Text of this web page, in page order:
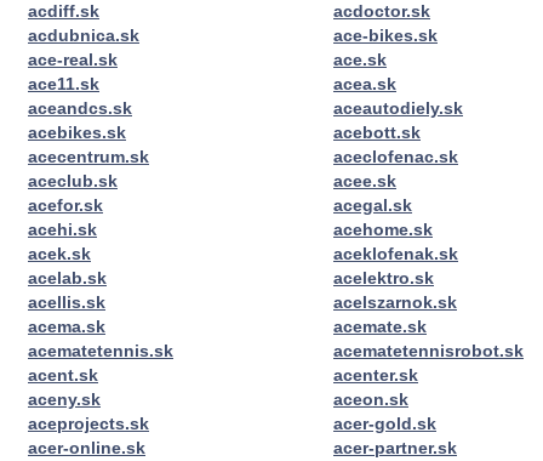
acdiff.sk
acdoctor.sk
acdubnica.sk
ace-bikes.sk
ace-real.sk
ace.sk
ace11.sk
acea.sk
aceandcs.sk
aceautodiely.sk
acebikes.sk
acebott.sk
acecentrum.sk
aceclofenac.sk
aceclub.sk
acee.sk
acefor.sk
acegal.sk
acehi.sk
acehome.sk
acek.sk
aceklofenak.sk
acelab.sk
acelektro.sk
acellis.sk
acelszarnok.sk
acema.sk
acemate.sk
acematetennis.sk
acematetennisrobot.sk
acent.sk
acenter.sk
aceny.sk
aceon.sk
aceprojects.sk
acer-gold.sk
acer-online.sk
acer-partner.sk